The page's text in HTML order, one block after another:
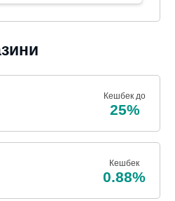
Кешбек до
25%
Кешбек
0.88%